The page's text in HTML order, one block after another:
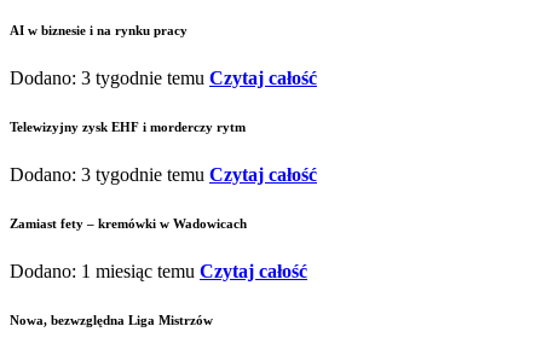
AI w biznesie i na rynku pracy
Dodano: 3 tygodnie temu Czytaj całość
Telewizyjny zysk EHF i morderczy rytm
Dodano: 3 tygodnie temu Czytaj całość
Zamiast fety – kremówki w Wadowicach
Dodano: 1 miesiąc temu Czytaj całość
Nowa, bezwzględna Liga Mistrzów